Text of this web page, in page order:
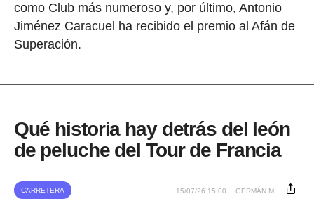
como Club más numeroso y, por último, Antonio
Jiménez Caracuel ha recibido el premio al Afán de
Superación.
Qué historia hay detrás del león
de peluche del Tour de Francia
CARRETERA 15/07/26 15:00 GERMÁN M.